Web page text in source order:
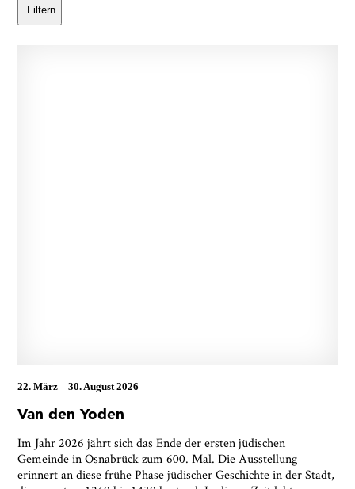
22. März –30. August 2026
Van den Yoden
Im Jahr 2026 jährt sich das Ende der ersten jüdischen
Gemeinde in Osnabrück zum 600. Mal. Die Ausstellung
erinnert an diese frühe Phase jüdischer Geschichte in der Stadt,
Ja, ich bin damit einverstanden, dass das
Museumsquartier Osnabrück die oben
angegebenen Informationen speichert, um mir den
Newsletter zusenden zu können. Ich kann diese
Zustimmung jederzeit widerrufen und die